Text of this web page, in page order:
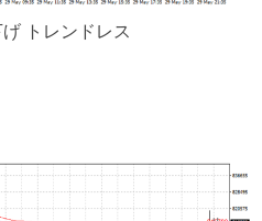
トレンドレス